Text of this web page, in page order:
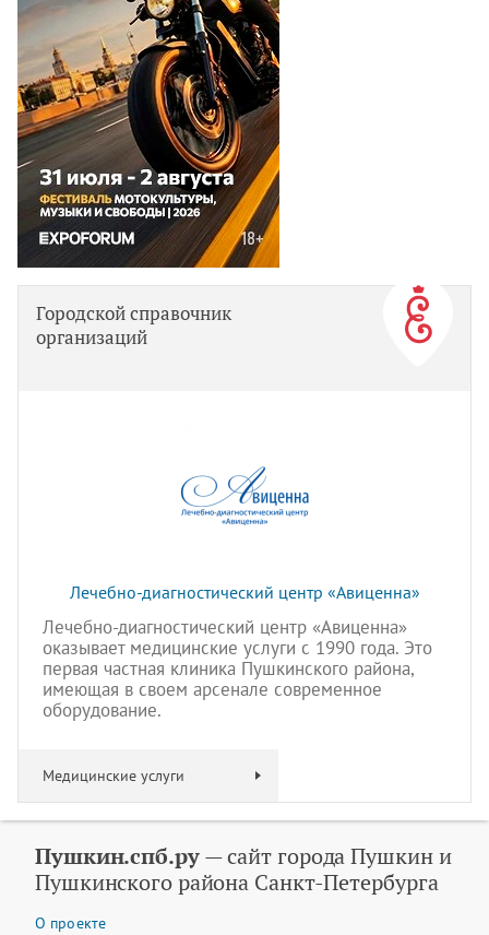
Городской справочник
организаций
Лечебно-диагностический центр «Авиценна»
Лечебно-диагностический центр «Авиценна»
оказывает медицинские услуги с 1990 года. Это
первая частная клиника Пушкинского района,
имеющая в своем арсенале современное
оборудование.
Медицинские услуги
Пушкин.спб.ру— сайт города Пушкин и
Пушкинского района Санкт-Петербурга
О проекте